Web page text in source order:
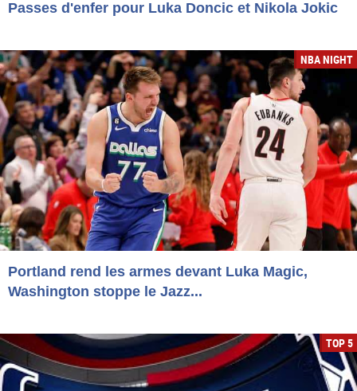
Passes d'enfer pour Luka Doncic et Nikola Jokic
NBA NIGHT
Portland rend les armes devant Luka Magic,
Washington stoppe le Jazz...
TOP 5